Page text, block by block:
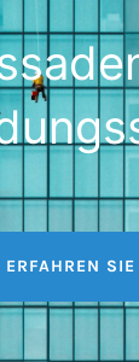
ERFAHREN